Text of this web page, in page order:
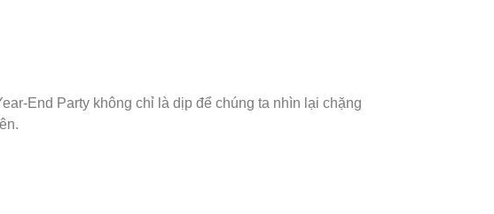
End Party không chỉ là dịp để chúng ta nhìn lại chặng